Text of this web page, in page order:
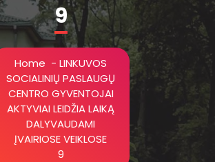
9
Home - LINKUVOS
SOCIALINIŲ PASLAUGŲ
CENTRO GYVENTOJAI
AKTYVIAI LEIDŽIA LAIKĄ
DALYVAUDAMI
ĮVAIRIOSE VEIKLOSE
9